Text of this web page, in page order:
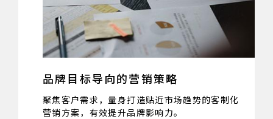
品牌目标导向的营销策略
聚焦客户需求，量身打造贴近市场趋势的客制化
营销方案，有效提升品牌影响力。